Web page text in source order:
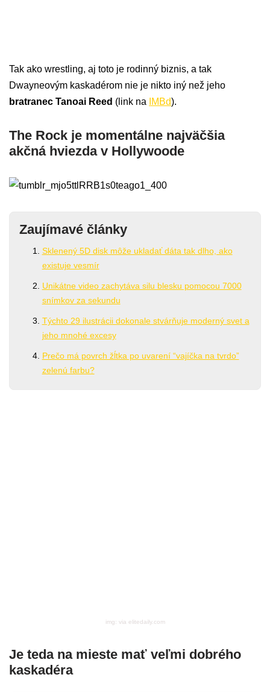
Tak ako wrestling, aj toto je rodinný biznis, a tak
Dwayneovým kaskadérom nie je nikto iný než jeho
bratranec Tanoai Reed (link na IMBd).
The Rock je momentálne najväčšia
akčná hviezda v Hollywoode
Zaujímavé články
Sklenený 5D disk môže ukladať dáta tak dlho, ako
existuje vesmír
Unikátne video zachytáva silu blesku pomocou 7000
snímkov za sekundu
Týchto 29 ilustrácii dokonale stvárňuje moderný svet a
jeho mnohé excesy
Prečo má povrch žĺtka po uvarení “vajíčka na tvrdo”
zelenú farbu?
img: via elitedaily.com
Je teda na mieste mať veľmi dobrého
kaskadéra